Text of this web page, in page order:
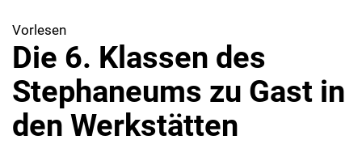
Vorlesen
Die 6. Klassen des
Stephaneums zu Gast in
den Werkstätten